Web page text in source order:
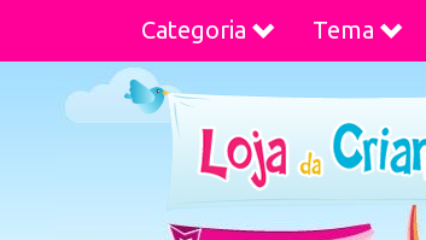
Categoria Tema